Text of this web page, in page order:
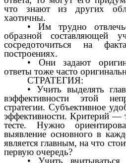
что знают из других
хаотичны.
• Им трудно
образной составляющей
сосредоточиться на
построениях.
• Они задают
ответы тоже часто
СТРАТЕГИЯ:
• Учить выделять
вэффективности этой
стратегии. Субъективное
эффективности. Критерий —
тесте. Нужно
выявление основного в
является главным, на что
первую очередь?
• Учить